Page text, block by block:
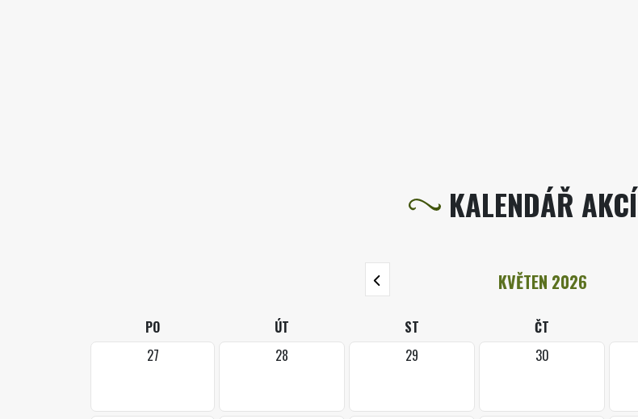
KALENDÁŘ AKCÍ
KVĚTEN 2026
PO ÚT ST ČT
27
28 29 30